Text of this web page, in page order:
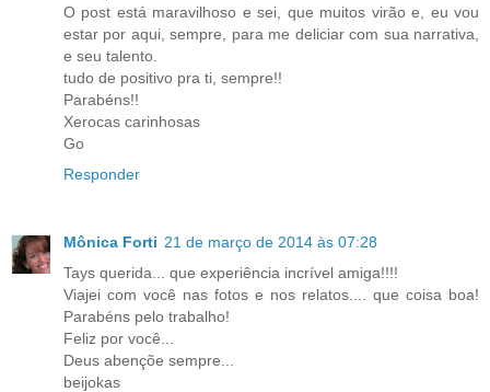
O post está maravilhoso e sei, que muitos virão e, eu vou
estar por aqui, sempre, para me deliciar com sua narrativa,
e seu talento.
tudo de positivo pra ti, sempre!!
Parabéns!!
Xerocas carinhosas
Go
Responder
Mônica Forti 21 de março de 2014 às 07:28
Tays querida... que experiência incrível amiga!!!!
Viajei com você nas fotos e nos relatos.... que coisa boa!
Parabéns pelo trabalho!
Feliz por você...
Deus abençõe sempre...
beijokas